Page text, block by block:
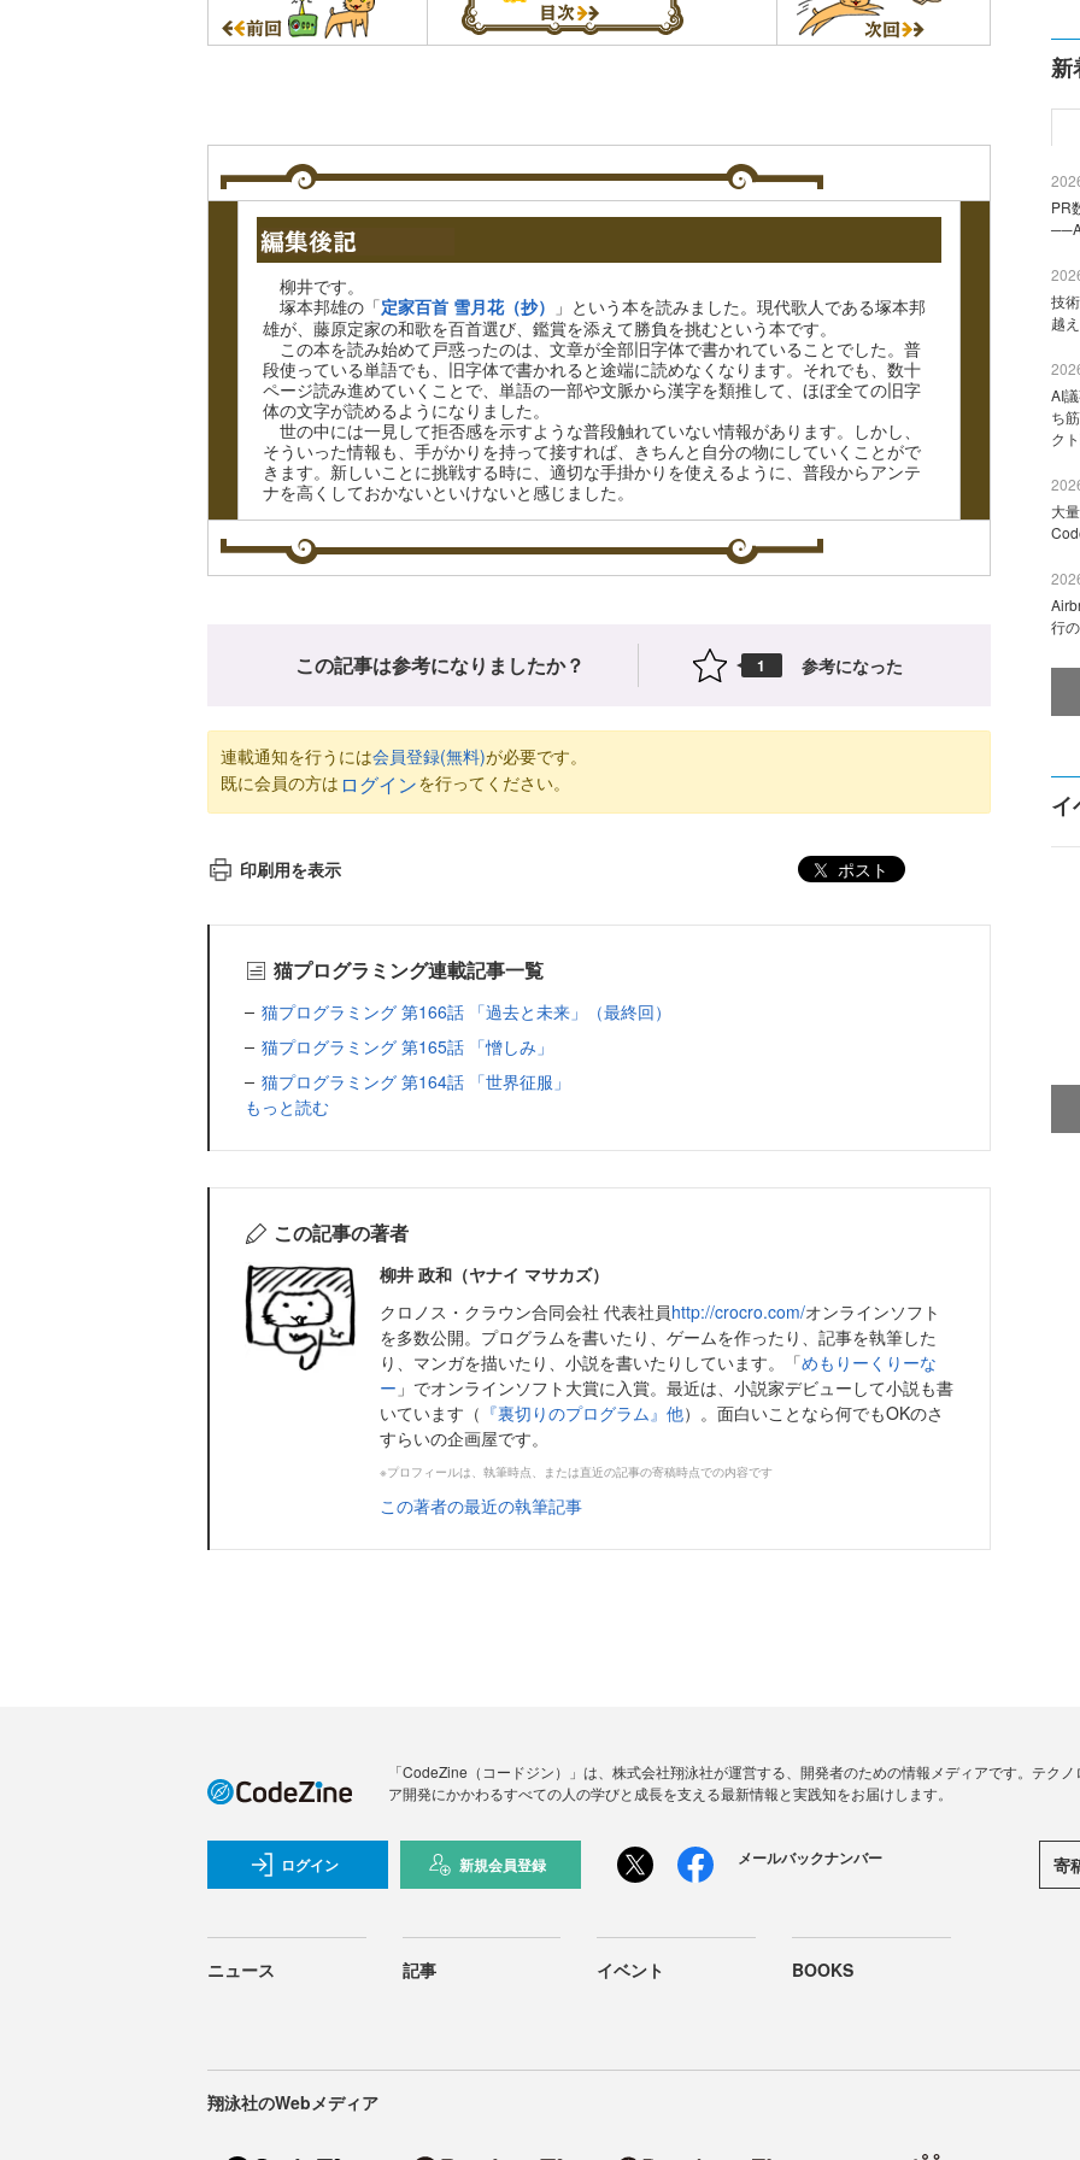
柳井です。
塚本邦雄の「定家百首 雪月花（抄）
」という本を読みました。現代歌人である塚本邦
雄が、藤原定家の和歌を百首選び、鑑賞を添えて勝負を挑むという本です。
この本を読み始めて戸惑ったのは、文章が全部旧字体で書かれていることでした。普
段使っている単語でも、旧字体で書かれると途端に読めなくなります。それでも、数十
ページ読み進めていくことで、単語の一部や文脈から漢字を類推して、ほぼ全ての旧字
体の文字が読めるようになりました。
世の中には一見して拒否感を示すような普段触れていない情報があります。しかし、
そういった情報も、手がかりを持って接すれば、きちんと自分の物にしていくことがで
きます。新しいことに挑戦する時に、適切な手掛かりを使えるように、普段からアンテ
ナを高くしておかないといけないと感じました。
この記事は参考になりましたか？ 1 参考になった
連載通知を行うには会員登録(無料)が必要です。
既に会員の方は ログインを行ってください。
印刷用を表示 ポスト
猫プログラミング連載記事一覧
猫プログラミング 第166話 「過去と未来」（最終回）
猫プログラミング 第165話 「憎しみ」
猫プログラミング 第164話 「世界征服」
もっと読む
この記事の著者
柳井 政和（ヤナイ マサカズ）
クロノス・クラウン合同会社 代表社員http://crocro.com/オンラインソフト
を多数公開。プログラムを書いたり、ゲームを作ったり、記事を執筆した
り、マンガを描いたり、小説を書いたりしています。「めもりーくりーな
ー 」でオンラインソフト大賞に入賞。最近は、小説家デビューして小説も書
いています（ 『裏切りのプログラム』他）。面白いことなら何でもOKのさ
すらいの企画屋です。
※プロフィールは、執筆時点、または直近の記事の寄稿時点での内容です
この著者の最近の執筆記事
新
PR
技
越
AI
ち
ク
大
行
イ
「CodeZine（コードジン）」は、株式会社翔泳社が運営する、開発者のための情報メディアです。テク
ア開発にかかわるすべての人の学びと成長を支える最新情報と実践知をお届けします。
ログイン 新規会員登録 メールバックナンバー 寄
ニュース 記事 イベント BOOKS
翔泳社のWebメディア